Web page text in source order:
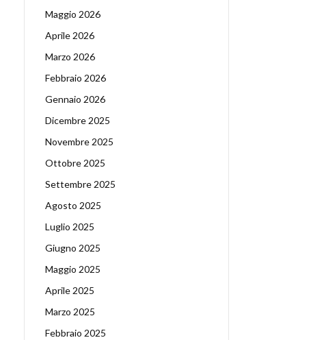
Maggio 2026
Aprile 2026
Marzo 2026
Febbraio 2026
Gennaio 2026
Dicembre 2025
Novembre 2025
Ottobre 2025
Settembre 2025
Agosto 2025
Luglio 2025
Giugno 2025
Maggio 2025
Aprile 2025
Marzo 2025
Febbraio 2025